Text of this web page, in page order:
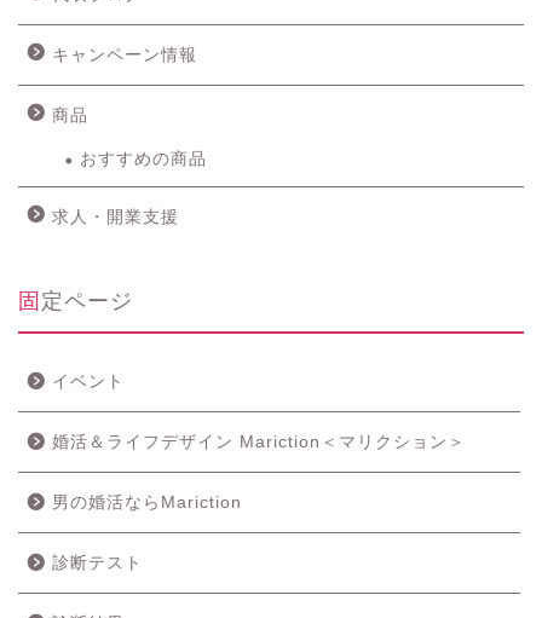
キャンペーン情報
商品
おすすめの商品
求人・開業支援
固定ページ
イベント
婚活＆ライフデザイン Mariction＜マリクション＞
男の婚活ならMariction
診断テスト